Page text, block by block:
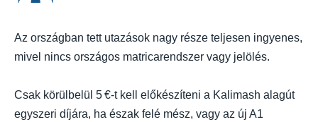
Az országban tett utazások nagy része teljesen ingyenes,
mivel nincs országos matricarendszer vagy jelölés.
Csak körülbelül 5 €-t kell előkészíteni a Kalimash alagút
egyszeri díjára, ha észak felé mész, vagy az új A1